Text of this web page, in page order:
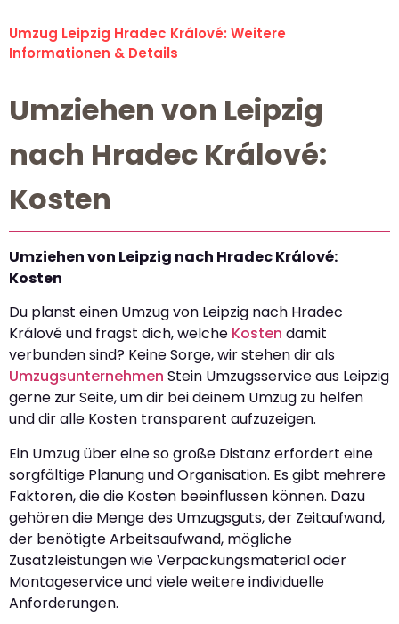
Umzug Leipzig Hradec Králové: Weitere
Informationen & Details
Umziehen von Leipzig
nach Hradec Králové:
Kosten
Umziehen von Leipzig nach Hradec Králové:
Kosten
Du planst einen Umzug von Leipzig nach Hradec
Králové und fragst dich, welche Kosten damit
verbunden sind? Keine Sorge, wir stehen dir als
Umzugsunternehmen Stein Umzugsservice aus Leipzig
gerne zur Seite, um dir bei deinem Umzug zu helfen
und dir alle Kosten transparent aufzuzeigen.
Ein Umzug über eine so große Distanz erfordert eine
sorgfältige Planung und Organisation. Es gibt mehrere
Faktoren, die die Kosten beeinflussen können. Dazu
gehören die Menge des Umzugsguts, der Zeitaufwand,
der benötigte Arbeitsaufwand, mögliche
Zusatzleistungen wie Verpackungsmaterial oder
Montageservice und viele weitere individuelle
Anforderungen.